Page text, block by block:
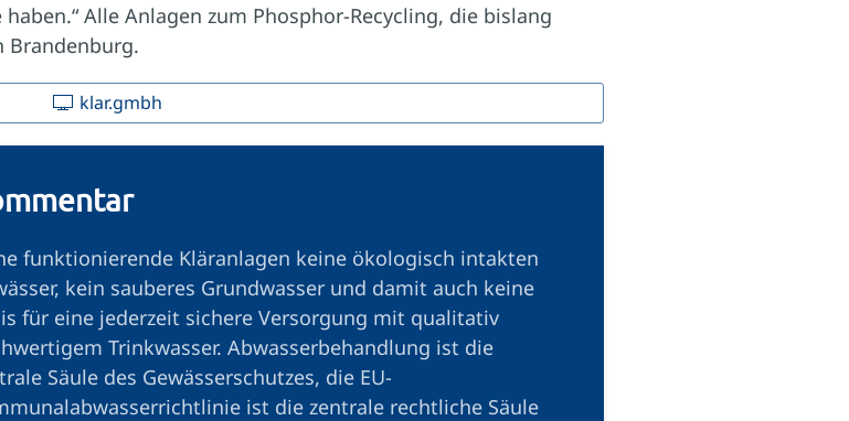
Alle Anlagen zum Phosphor-Recycling, die bislang
Brandenburg.
klar.gmbh
funktionierende Kläranlagen keine ökologisch intakten
kein sauberes Grundwasser und damit auch keine
für eine jederzeit sichere Versorgung mit qualitativ
Trinkwasser. Abwasserbehandlung ist die
Säule des Gewässerschutzes, die EU-
ist die zentrale rechtliche Säule